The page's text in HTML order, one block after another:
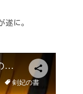
遂に。